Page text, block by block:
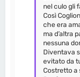
nel culo gli
Così
che era
ma d’altra
nessuna
Diventava
evitato da
Costretto a